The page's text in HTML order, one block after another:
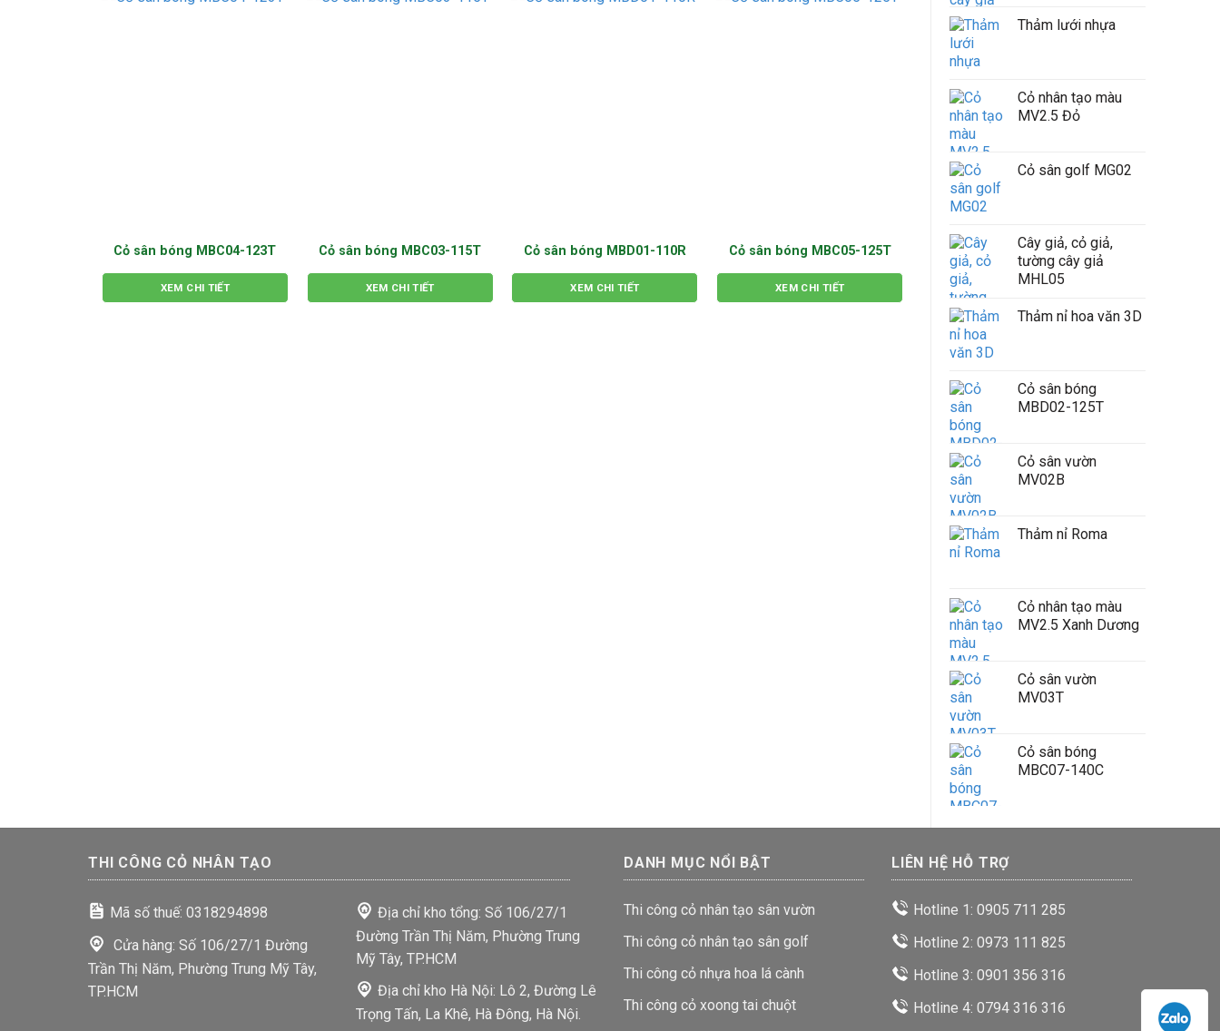
hạng 5.00
Thảm lưới nhựa
Cỏ nhân tạo màu
MV2.5 Đỏ
Cỏ sân golf MG02
Cây giả, cỏ giả,
tường cây giả
MHL05
Thảm nỉ hoa văn 3D
Cỏ sân bóng
MBD02-125T
Cỏ sân vườn
MV02B
Thảm nỉ Roma
Cỏ nhân tạo màu
MV2.5 Xanh Dương
Cỏ sân vườn
MV03T
Cỏ sân bóng
MBC07-140C
Cỏ sân bóng MBC04-123T
XEM CHI TIẾT
Cỏ sân bóng MBC03-115T
XEM CHI TIẾT
Cỏ sân bóng MBD01-110R
XEM CHI TIẾT
Cỏ sân bóng MBC05-125T
XEM CHI TIẾT
Cỏ sân bóng MBC07-140C
XEM CHI TIẾT
THI CÔNG CỎ NHÂN TẠO
Mã số thuế: 0318294898
Cửa hàng: Số 106/27/1 Đường
Trần Thị Năm, Phường Trung Mỹ Tây,
TP.HCM
Địa chỉ kho tổng: Số 106/27/1
Đường Trần Thị Năm, Phường Trung
Mỹ Tây, TP.HCM
Địa chỉ kho Hà Nội: Lô 2, Đường Lê
Trọng Tấn, La Khê, Hà Đông, Hà Nội.
DANH MỤC NỔI BẬT
Thi công cỏ nhân tạo sân vườn
Thi công cỏ nhân tạo sân golf
Thi công cỏ nhựa hoa lá cành
Thi công cỏ xoong tai chuột
LIÊN HỆ HỖ TRỢ
Hotline 1: 0905 711 285
Hotline 2: 0973 111 825
Hotline 3: 0901 356 316
Hotline 4: 0794 316 316